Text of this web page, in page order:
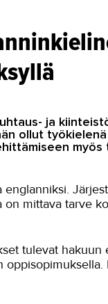
ja
ollut
mittava tarve
tulevat hakuun